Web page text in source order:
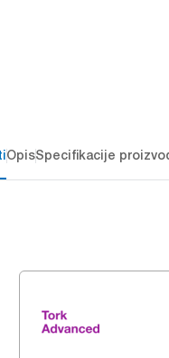
OpisSpecifikacije